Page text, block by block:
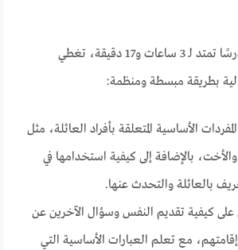
تضم هذه الدورة 33 درسًا تمتد لـ 3 ساعات و17 دقيقة، تغطي
بطريقة مبسطة ومنظمة:
الأساسية المتعلقة بأفراد العائلة، مثل
والأخت، بالإضافة إلى كيفية استخدامها في
بالعائلة والتحدث عنها.
على كيفية تقديم النفس وسؤال الآخرين عن
مع تعلم العبارات الأساسية التي